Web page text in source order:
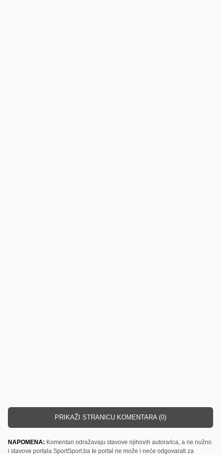
PRIKAŽI STRANICU KOMENTARA (0)
NAPOMENA: Komentari odražavaju stavove njihovih autora/ica, a ne nužno
i stavove portala SportSport.ba te portal ne može i neće odgovarati za